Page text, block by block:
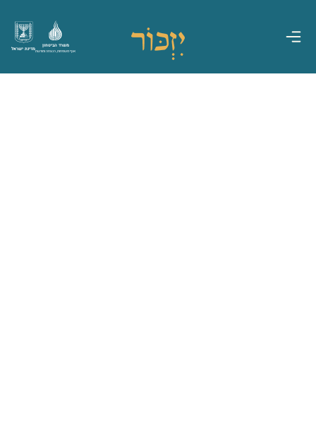
מדינת ישראל
משרד הביטחון
אגף משפחות, הנצחה ומורשת